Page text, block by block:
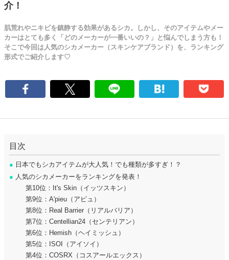
介！
肌荒れやニキビを鎮静する効果があるシカ。しかし、そのアイテムやメー
カーはとても多く「どのメーカーが一番いいの？」と悩んでしまう方も！
そこで今回は人気のシカメーカー（スキンケアブランド）を、ランキング
形式でご紹介します♡
目次
● 日本でもシカアイテムが大人気！でも種類が多すぎ！？
● 人気のシカメーカーをランキングを発表！
第10位：It's Skin（イッツスキン）
第9位：A'pieu（アピュ）
第8位：Real Barrier（リアルバリア）
第7位：Centellian24（センテリアン）
第6位：Hemish（ヘイミッシュ）
第5位：ISOI（アイソイ）
第4位：COSRX（コスアールエックス）